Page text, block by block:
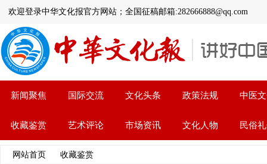
欢迎登录中华文化报官方网站；全国征稿邮箱:282666888@qq.com
新闻聚焦 国际交流 文化头条 政策法规 中医
收藏鉴赏 艺术评论 市场资讯 文化人物 民俗
网站首页 收藏鉴赏